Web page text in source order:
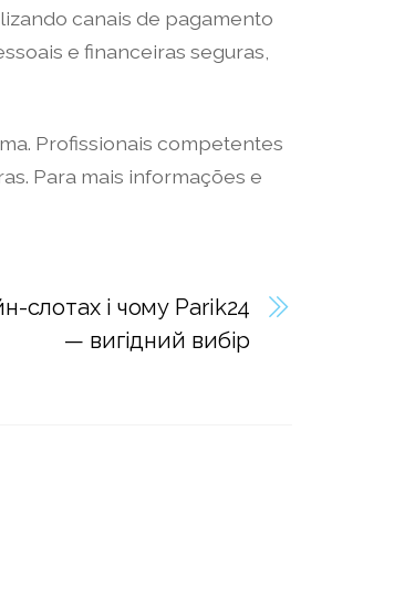
canais de pagamento
e financeiras seguras,
Profissionais competentes
Para mais informações e
слотах і чому Parik24
— вигідний вибір